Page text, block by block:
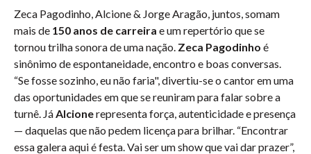
Zeca Pagodinho, Alcione & Jorge Aragão, juntos, somam
mais de 150 anos de carreira e um repertório que se
tornou trilha sonora de uma nação. Zeca Pagodinho é
sinônimo de espontaneidade, encontro e boas conversas.
“Se fosse sozinho, eu não faria", divertiu-se o cantor em uma
das oportunidades em que se reuniram para falar sobre a
turnê. JáAlcionerepresenta força, autenticidade e presença
— daquelas que não pedem licença para brilhar. “Encontrar
essa galera aqui é festa. Vai ser um show que vai dar prazer”,